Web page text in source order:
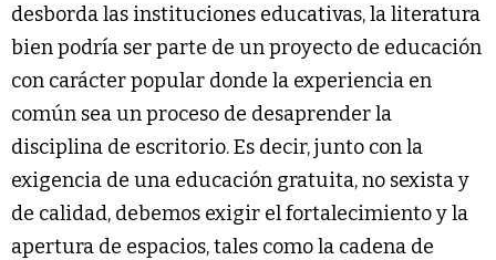
desborda las instituciones educativas, la literatura
bien podría ser parte de un proyecto de educación
con carácter popular donde la experiencia en
común sea un proceso de desaprender la
disciplina de escritorio. Es decir, junto con la
exigencia de una educación gratuita, no sexista y
de calidad, debemos exigir el fortalecimiento y la
apertura de espacios, tales como la cadena de